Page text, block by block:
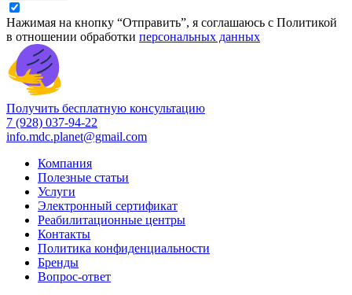
Нажимая на кнопку “Отправить”, я соглашаюсь с Политикой
в отношении обработки персональных данных
Получить бесплатную консультацию
7 (928) 037-94-22
info.mdc.planet@gmail.com
Компания
Полезные статьи
Услуги
Электронный сертификат
Реабилитационные центры
Контакты
Политика конфиденциальности
Бренды
Вопрос-ответ